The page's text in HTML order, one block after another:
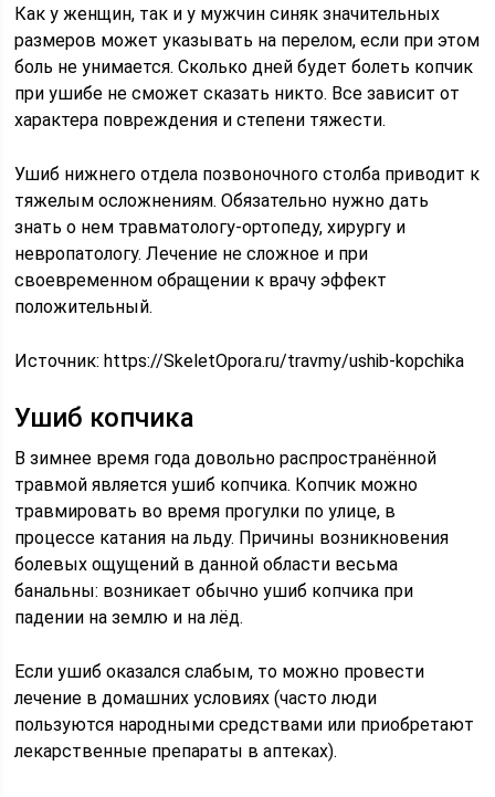
Как у женщин, так и у мужчин синяк значительных
размеров может указывать на перелом, если при этом
боль не унимается. Сколько дней будет болеть копчик
при ушибе не сможет сказать никто. Все зависит от
характера повреждения и степени тяжести.
Ушиб нижнего отдела позвоночного столба приводит к
тяжелым осложнениям. Обязательно нужно дать
знать о нем травматологу-ортопеду, хирургу и
невропатологу. Лечение не сложное и при
своевременном обращении к врачу эффект
положительный.
Источник:https://SkeletOpora.ru/travmy/ushib-kopchika
Ушиб копчика
В зимнее время года довольно распространённой
травмой является ушиб копчика. Копчик можно
травмировать во время прогулки по улице, в
процессе катания на льду. Причины возникновения
болевых ощущений в данной области весьма
банальны: возникает обычно ушиб копчика при
падении на землю и на лёд.
Если ушиб оказался слабым, то можно провести
лечение в домашних условиях (часто люди
пользуются народными средствами или приобретают
лекарственные препараты в аптеках).